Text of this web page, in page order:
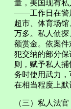
量，美国现有
——工作日在警
超市、体育场
万多。私人侦
额赏金。依案
犯交纳的部分
则，赋予私人
务时使用武力
在相当程度上
（三）私人法官